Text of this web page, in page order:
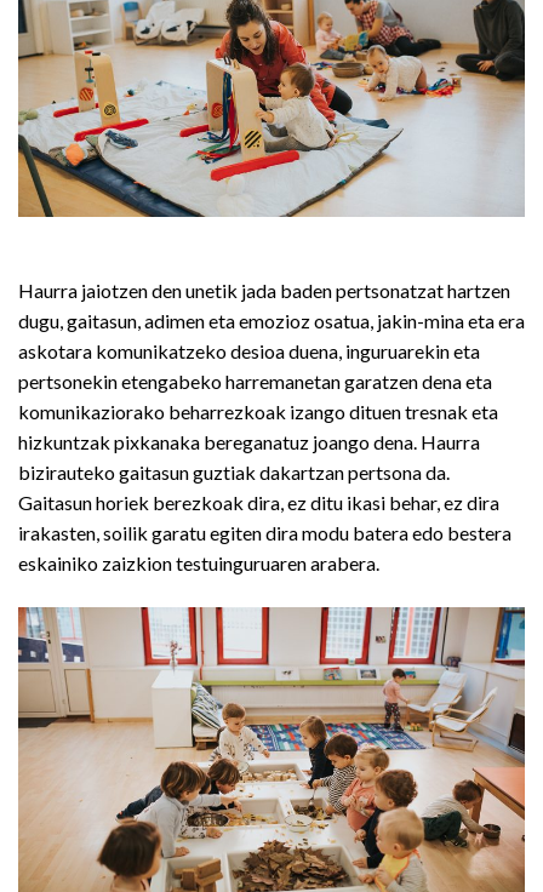
Haurra jaiotzen den unetik jada baden pertsonatzat hartzen
dugu, gaitasun, adimen eta emozioz osatua, jakin-mina eta era
askotara komunikatzeko desioa duena, inguruarekin eta
pertsonekin etengabeko harremanetan garatzen dena eta
komunikaziorako beharrezkoak izango dituen tresnak eta
hizkuntzak pixkanaka bereganatuz joango dena. Haurra
bizirauteko gaitasun guztiak dakartzan pertsona da.
Gaitasun horiek berezkoak dira, ez ditu ikasi behar, ez dira
irakasten, soilik garatu egiten dira modu batera edo bestera
eskainiko zaizkion testuinguruaren arabera.